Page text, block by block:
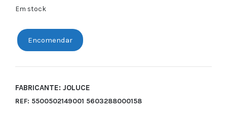
Em stock
Encomendar
FABRICANTE: JOLUCE
REF: 5500502149001 5603288000158